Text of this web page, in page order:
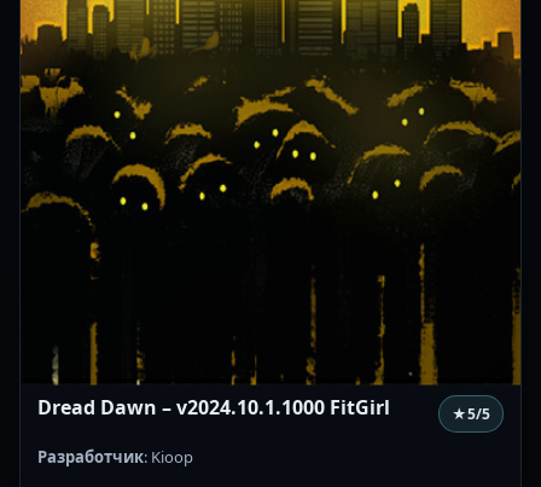
Dread Dawn – v2024.10.1.1000 FitGirl ★5/5
Разработчик: Kioop